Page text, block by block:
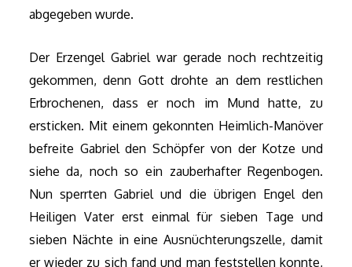
abgegeben wurde.
Der Erzengel Gabriel war gerade noch rechtzeitig
gekommen, denn Gott drohte an dem restlichen
Erbrochenen, dass er noch im Mund hatte, zu
ersticken. Mit einem gekonnten Heimlich-Manöver
befreite Gabriel den Schöpfer von der Kotze und
siehe da, noch so ein zauberhafter Regenbogen.
Nun sperrten Gabriel und die übrigen Engel den
Heiligen Vater erst einmal für sieben Tage und
sieben Nächte in eine Ausnüchterungszelle, damit
er wieder zu sich fand und man feststellen konnte,